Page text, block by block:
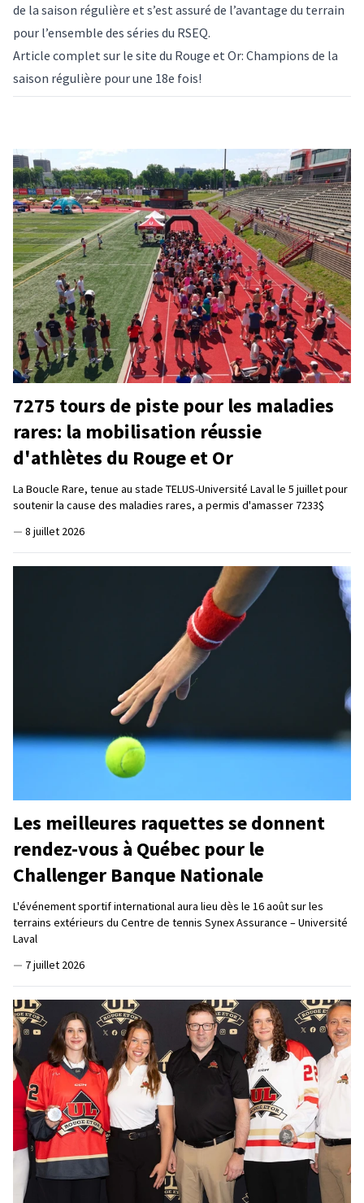
de la saison régulière et s’est assuré de l’avantage du terrain
pour l’ensemble des séries du RSEQ.
Article complet sur le site du Rouge et Or: Champions de la
saison régulière pour une 18e fois!
7275 tours de piste pour les maladies
rares: la mobilisation réussie
d'athlètes du Rouge et Or
La Boucle Rare, tenue au stade TELUS-Université Laval le 5 juillet pour
soutenir la cause des maladies rares, a permis d'amasser 7233$
— 8 juillet 2026
Les meilleures raquettes se donnent
rendez-vous à Québec pour le
Challenger Banque Nationale
L'événement sportif international aura lieu dès le 16 août sur les
terrains extérieurs du Centre de tennis Synex Assurance – Université
Laval
— 7 juillet 2026